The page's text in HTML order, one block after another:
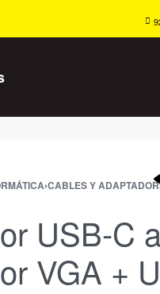
›CABLES Y
USB-C
VGA +